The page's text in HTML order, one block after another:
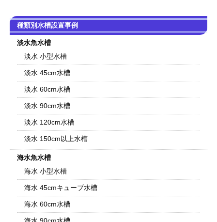
種類別水槽設置事例
淡水魚水槽
淡水 小型水槽
淡水 45cm水槽
淡水 60cm水槽
淡水 90cm水槽
淡水 120cm水槽
淡水 150cm以上水槽
海水魚水槽
海水 小型水槽
海水 45cmキューブ水槽
海水 60cm水槽